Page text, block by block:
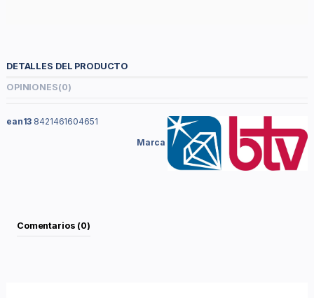
DETALLES DEL PRODUCTO
OPINIONES(0)
Marca
ean13 8421461604651
Comentarios (0)